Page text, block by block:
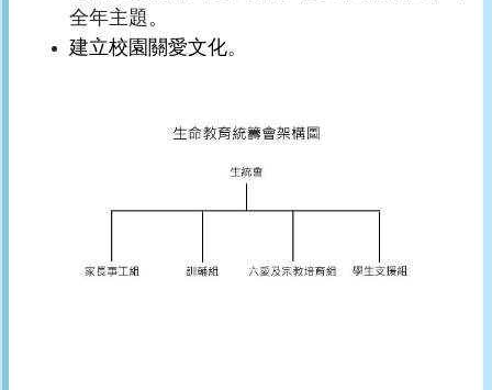
全年主題。
建立校園關愛文化。